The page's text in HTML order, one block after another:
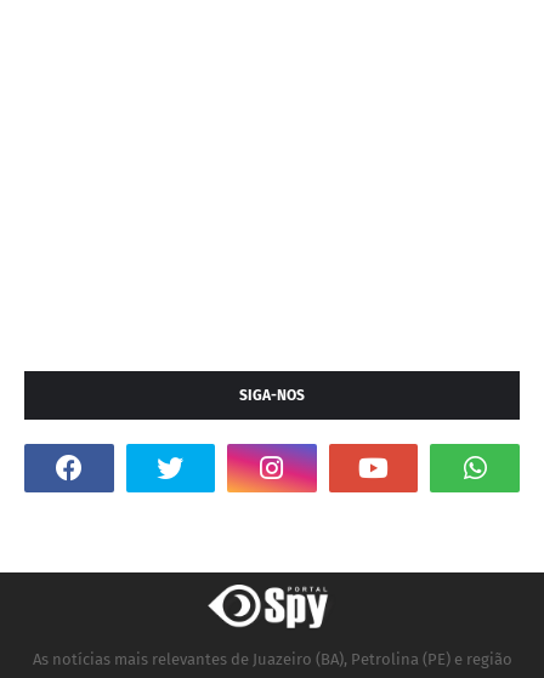
SIGA-NOS
As notícias mais relevantes de Juazeiro (BA), Petrolina (PE) e região